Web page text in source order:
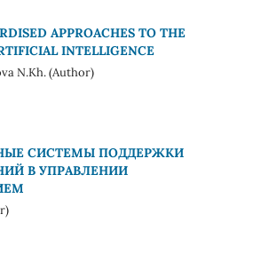
APPROACHES TO THE
INTELLIGENCE
N.Kh. (Author)
СИСТЕМЫ ПОДДЕРЖКИ
В УПРАВЛЕНИИ